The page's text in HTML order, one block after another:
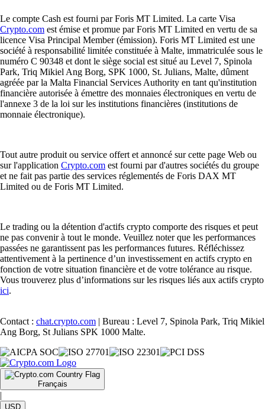
Le compte Cash est fourni par Foris MT Limited. La carte Visa
Crypto.com est émise et promue par Foris MT Limited en vertu de sa
licence Visa Principal Member (émission). Foris MT Limited est une
société à responsabilité limitée constituée à Malte, immatriculée sous le
numéro C 90348 et dont le siège social est situé au Level 7, Spinola
Park, Triq Mikiel Ang Borg, SPK 1000, St. Julians, Malte, dûment
agréée par la Malta Financial Services Authority en tant qu'institution
financière autorisée à émettre des monnaies électroniques en vertu de
l'annexe 3 de la loi sur les institutions financières (institutions de
monnaie électronique).
Tout autre produit ou service offert et annoncé sur cette page Web ou
sur l'application Crypto.com est fourni par d'autres sociétés du groupe
et ne fait pas partie des services réglementés de Foris DAX MT
Limited ou de Foris MT Limited.
Le trading ou la détention d'actifs crypto comporte des risques et peut
ne pas convenir à tout le monde. Veuillez noter que les performances
passées ne garantissent pas les performances futures. Réfléchissez
attentivement à la pertinence d’un investissement en actifs crypto en
fonction de votre situation financière et de votre tolérance au risque.
Vous trouverez plus d’informations sur les risques liés aux actifs crypto
ici.
Contact : chat.crypto.com | Bureau : Level 7, Spinola Park, Triq Mikiel
Ang Borg, St Julians SPK 1000 Malte.
Français
|
USD